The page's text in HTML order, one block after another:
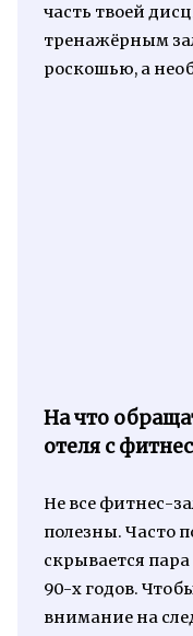
часть твоей
тренажёрным
роскошью, а
На что
отеля с
Не все фитнес-
полезны. Часто
скрывается
90-х годов.
внимание на